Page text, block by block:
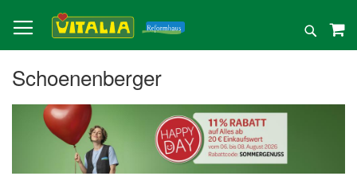
zum
Inhalt
Suche
Schoenenberger